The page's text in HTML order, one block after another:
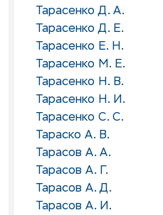
Тарасенко Д. А.
Тарасенко Д. Е.
Тарасенко Е. Н.
Тарасенко М. Е.
Тарасенко Н. В.
Тарасенко Н. И.
Тарасенко С. С.
Тараско А. В.
Тарасов А. А.
Тарасов А. Г.
Тарасов А. Д.
Тарасов А. И.